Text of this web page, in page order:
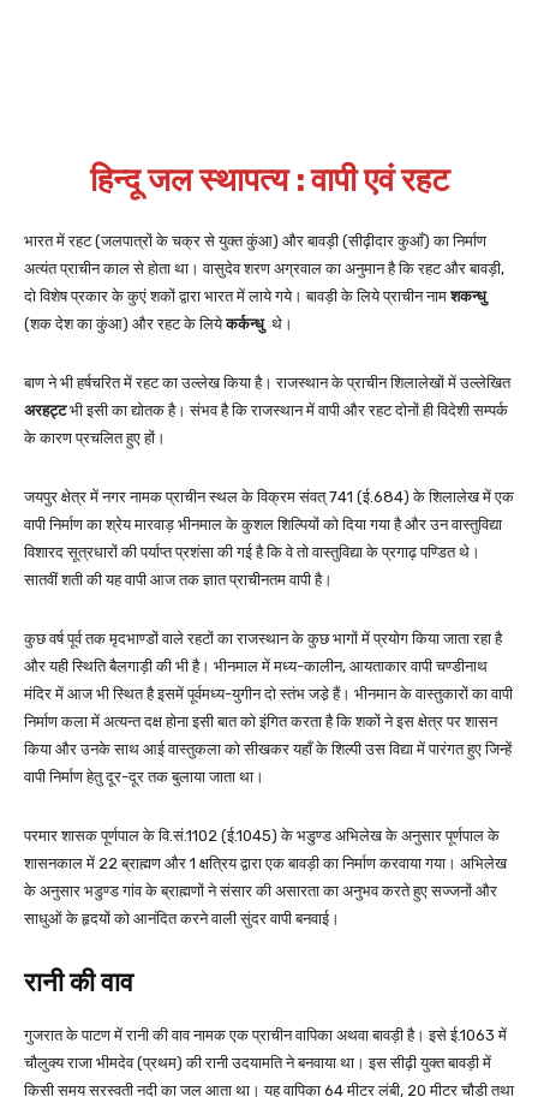
हिन्दू जल स्थापत्य : वापी एवं रहट
भारत में रहट (जलपात्रों के चक्र से युक्त कुंआ) और बावड़ी (सीढ़ीदार कुआँ) का निर्माण
अत्यंत प्राचीन काल से होता था। वासुदेव शरण अग्रवाल का अनुमान है कि रहट और बावड़ी,
दो विशेष प्रकार के कुएं शकों द्वारा भारत में लाये गये। बावड़ी के लिये प्राचीन नामशकन्धु
(शक देश का कुंआ) और रहट के लियेकर्कन्धु थे।
बाण ने भी हर्षचरित में रहट का उल्लेख किया है। राजस्थान के प्राचीन शिलालेखों में उल्लेखित
अरहट्टभी इसी का द्योतक है। संभव है कि राजस्थान में वापी और रहट दोनों ही विदेशी सम्पर्क
के कारण प्रचलित हुए हों।
जयपुर क्षेत्र में नगर नामक प्राचीन स्थल के विक्रम संवत् 741 (ई.684) के शिलालेख में एक
वापी निर्माण का श्रेय मारवाड़ भीनमाल के कुशल शिल्पियों को दिया गया है और उन वास्तुविद्या
विशारद सूत्रधारों की पर्याप्त प्रशंसा की गई है कि वे तो वास्तुविद्या के प्रगाढ़ पण्डित थे।
सातवीं शती की यह वापी आज तक ज्ञात प्राचीनतम वापी है।
कुछ वर्ष पूर्व तक मृदभाण्डों वाले रहटों का राजस्थान के कुछ भागों में प्रयोग किया जाता रहा है
और यही स्थिति बैलगाड़ी की भी है। भीनमाल में मध्य-कालीन, आयताकार वापी चण्डीनाथ
मंदिर में आज भी स्थित है इसमें पूर्वमध्य-युगीन दो स्तंभ जडे़ हैं। भीनमान के वास्तुकारों का वापी
निर्माण कला में अत्यन्त दक्ष होना इसी बात को इंगित करता है कि शकों ने इस क्षेत्र पर शासन
किया और उनके साथ आई वास्तुकला को सीखकर यहाँ के शिल्पी उस विद्या में पारंगत हुए जिन्हें
वापी निर्माण हेतु दूर-दूर तक बुलाया जाता था।
परमार शासक पूर्णपाल के वि.सं.1102 (ई.1045) के भडुण्ड अभिलेख के अनुसार पूर्णपाल के
शासनकाल में 22 ब्राह्मण और 1 क्षत्रिय द्वारा एक बावड़ी का निर्माण करवाया गया। अभिलेख
के अनुसार भडुण्ड गांव के ब्राह्मणों ने संसार की असारता का अनुभव करते हुए सज्जनों और
साधुओं के हृदयों को आनंदित करने वाली सुंदर वापी बनवाई।
रानी की वाव
गुजरात के पाटण में रानी की वाव नामक एक प्राचीन वापिका अथवा बावड़ी है। इसे ई.1063 में
चौलुक्य राजा भीमदेव (प्रथम) की रानी उदयामति ने बनवाया था। इस सीढ़ी युक्‍त बावड़ी में
किसी समय सरस्वती नदी का जल आता था। यह वापिका 64 मीटर लंबी, 20 मीटर चौड़ी तथा